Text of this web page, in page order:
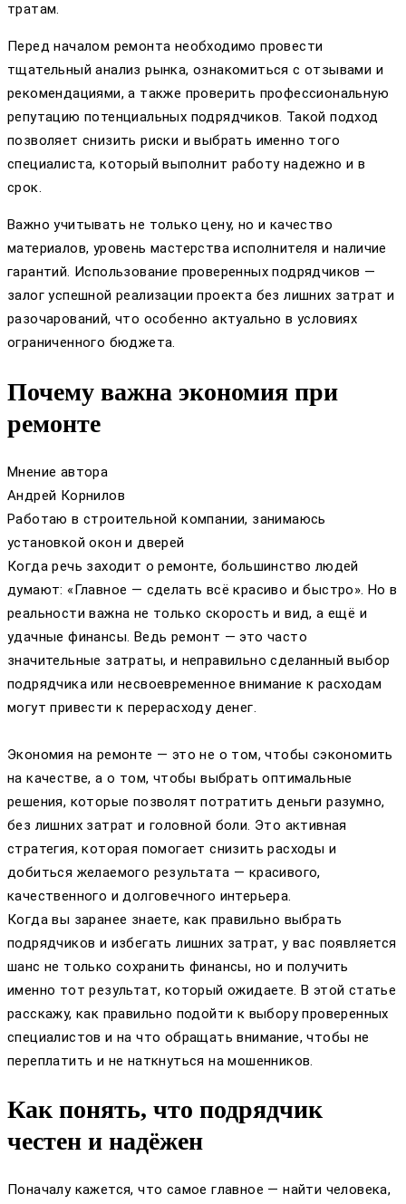
тратам.
Перед началом ремонта необходимо провести
тщательный анализ рынка, ознакомиться с отзывами и
рекомендациями, а также проверить профессиональную
репутацию потенциальных подрядчиков. Такой подход
позволяет снизить риски и выбрать именно того
специалиста, который выполнит работу надежно и в
срок.
Важно учитывать не только цену, но и качество
материалов, уровень мастерства исполнителя и наличие
гарантий. Использование проверенных подрядчиков —
залог успешной реализации проекта без лишних затрат и
разочарований, что особенно актуально в условиях
ограниченного бюджета.
Почему важна экономия при
ремонте
Мнение автора
Андрей Корнилов
Работаю в строительной компании, занимаюсь
установкой окон и дверей
Когда речь заходит о ремонте, большинство людей
думают: «Главное — сделать всё красиво и быстро». Но в
реальности важна не только скорость и вид, а ещё и
удачные финансы. Ведь ремонт — это часто
значительные затраты, и неправильно сделанный выбор
подрядчика или несвоевременное внимание к расходам
могут привести к перерасходу денег.
Экономия на ремонте — это не о том, чтобы сэкономить
на качестве, а о том, чтобы выбрать оптимальные
решения, которые позволят потратить деньги разумно,
без лишних затрат и головной боли. Это активная
стратегия, которая помогает снизить расходы и
добиться желаемого результата — красивого,
качественного и долговечного интерьера.
Когда вы заранее знаете, как правильно выбрать
подрядчиков и избегать лишних затрат, у вас появляется
шанс не только сохранить финансы, но и получить
именно тот результат, который ожидаете. В этой статье
расскажу, как правильно подойти к выбору проверенных
специалистов и на что обращать внимание, чтобы не
переплатить и не наткнуться на мошенников.
Как понять, что подрядчик
честен и надёжен
Поначалу кажется, что самое главное — найти человека,